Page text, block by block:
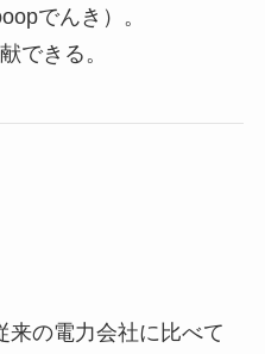
でんき）。
できる。
来の電力会社に比べて